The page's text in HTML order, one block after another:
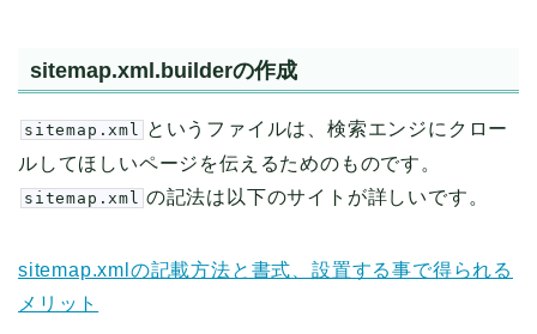
sitemap.xml.builderの作成
sitemap.xml
というファイルは、検索エンジにクロー
ルしてほしいページを伝えるためのものです。
sitemap.xml の記法は以下のサイトが詳しいです。
sitemap.xmlの記載方法と書式、設置する事で得られる
メリット